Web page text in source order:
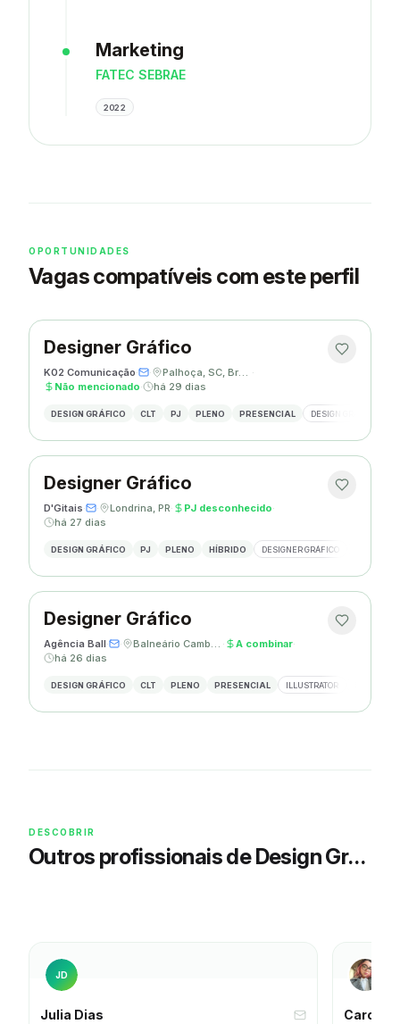
Marketing
FATEC SEBRAE
2022
OPORTUNIDADES
Vagas compatíveis com este perfil
Designer Gráfico
K02 Comunicação· · Palhoça, SC, Brasil ·
Não mencionado· há 29 dias
DESIGN GRÁFICO CLT PJ PLENO PRESENCIAL DESIGN GRÁFICO
Designer Gráfico
D'Gitais· · Londrina, PR· PJ desconhecido·
há 27 dias
DESIGN GRÁFICO PJ PLENO HÍBRIDO DESIGNER GRÁFICO
Designer Gráfico
Agência Ball· · Balneário Camboriú, SC · A combinar·
há 26 dias
DESIGN GRÁFICO CLT PLENO PRESENCIAL ILLUSTRATOR
DESCOBRIR
Outros profissionais de Design Gráfico
JD
Julia Dias